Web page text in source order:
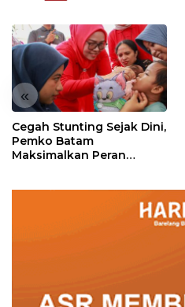
«
Cegah Stunting Sejak Dini,
Pemko Batam
Maksimalkan Peran